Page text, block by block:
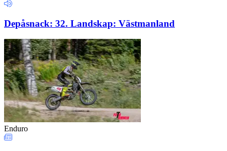
Depåsnack: 32. Landskap: Västmanland
Enduro